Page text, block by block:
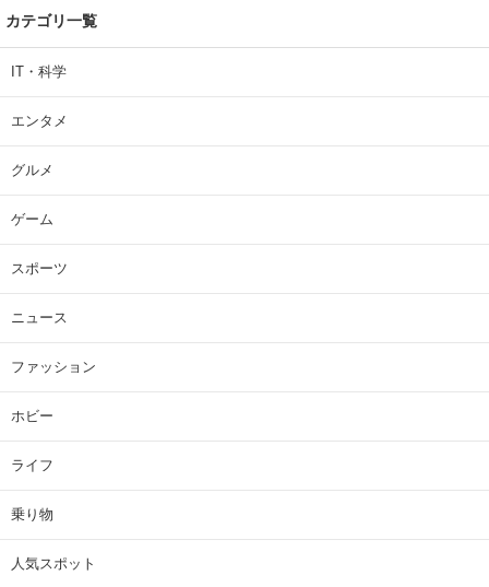
カテゴリ一覧
IT・科学
エンタメ
グルメ
ゲーム
スポーツ
ニュース
ファッション
ホビー
ライフ
乗り物
人気スポット